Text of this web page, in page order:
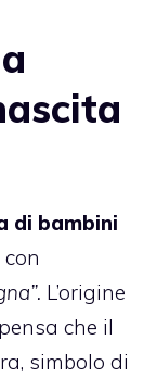
di bambini
L’origine
che il
simbolo di